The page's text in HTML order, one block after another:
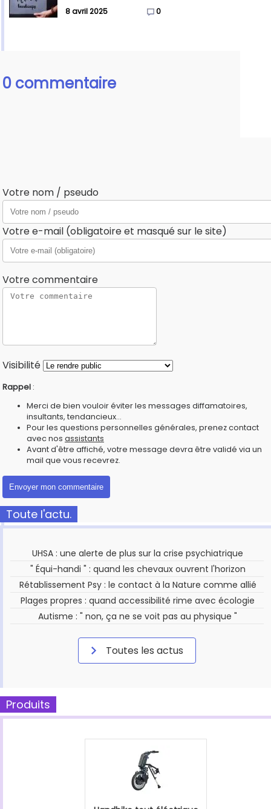
8 avril 2025 0
0 commentaire
Votre nom / pseudo
Votre e-mail (obligatoire et masqué sur le site)
Votre commentaire
Visibilité
Rappel :
Merci de bien vouloir éviter les messages diffamatoires,
insultants, tendancieux...
Pour les questions personnelles générales, prenez contact
avec nos assistants
Avant d'être affiché, votre message devra être validé via un
mail que vous recevrez.
Toute l'actu.
UHSA : une alerte de plus sur la crise psychiatrique
" Équi-handi " : quand les chevaux ouvrent l'horizon
Rétablissement Psy : le contact à la Nature comme allié
Plages propres : quand accessibilité rime avec écologie
Autisme : " non, ça ne se voit pas au physique "
Toutes les actus
Produits